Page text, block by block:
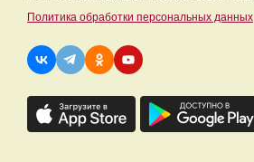
Политика обработки персональных данных